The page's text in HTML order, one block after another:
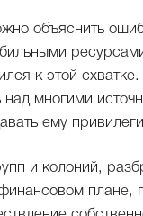
объяснить
к этой
многими
ему
и колоний,
плане,